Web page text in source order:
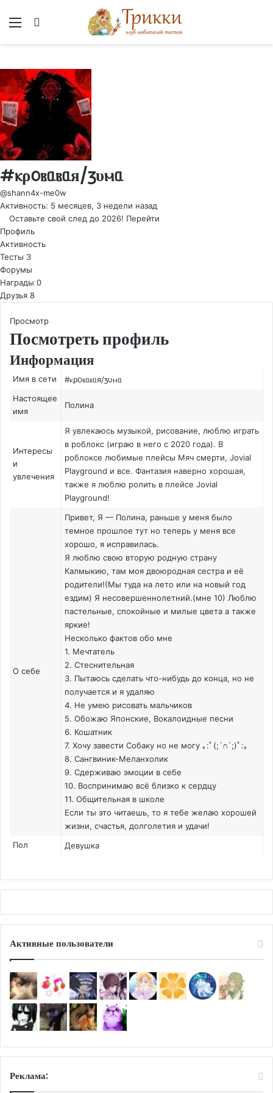
Меню
#ⲕρ𐔖ⲃᥲⲃᥲя/ⳅυⲙᥲ
@shann4x-me0w
Активность: 5 месяцев, 3 недели назад
Оставьте свой след до 2026! Перейти
Профиль
Активность
Тесты 3
Форумы
Награды 0
Друзья 8
Просмотр
Посмотреть профиль
Информация
Имя в сети
#ⲕρ𐔖ⲃᥲⲃᥲя/ⳅυⲙᥲ
Настоящее
имя
Полина
Интересы
и
увлечения
Я увлекаюсь музыкой, рисование, люблю играть
в роблокс (играю в него с 2020 года). В
роблоксе любимые плейсы Мяч смерти, Jovial
Playground и все. Фантазия наверно хорошая,
также я люблю ролить в плейсе Jovial
Playground!
О себе
Привет, Я — Полина, раньше у меня было
темное прошлое тут но теперь у меня все
хорошо, я исправилась.
Я люблю свою вторую родную страну
Калмыкию, там моя двоюродная сестра и её
родители!(Мы туда на лето или на новый год
ездим) Я несовершеннолетний.(мне 10) Люблю
пастельные, спокойные и милые цвета а также
яркие!
Несколько фактов обо мне
1. Мечтатель
2. Стеснительная
3. Пытаюсь сделать что-нибудь до конца, но не
получается и я удаляю
4. Не умею рисовать мальчиков
5. Обожаю Японские, Вокалоидные песни
6. Кошатник
7. Хочу завести Собаку но не могу ｡⁠:ﾟ⁠(⁠;⁠´⁠∩⁠`⁠;⁠)ﾟ⁠:⁠｡
8. Сангвиник-Меланхолик
9. Сдерживаю эмоции в себе
10. Воспринимаю всё близко к сердцу
11. Общительная в школе
Если ты это читаешь, то я тебе желаю хорошей
жизни, счастья, долголетия и удачи!
Пол
Девушка
Активные пользователи
Реклама: